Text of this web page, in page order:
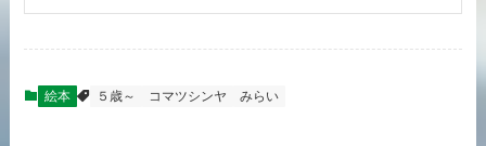
絵本 ５歳～ コマツシンヤ みらい